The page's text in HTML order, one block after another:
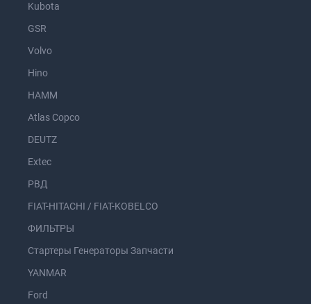
Kubota
GSR
Volvo
Hino
HAMM
Atlas Copco
DEUTZ
Extec
РВД
FIAT-HITACHI / FIAT-KOBELCO
ФИЛЬТРЫ
Стартеры Генераторы Запчасти
YANMAR
Ford